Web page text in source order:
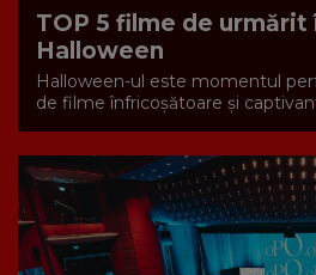
TOP 5 filme de urmărit
Halloween
Halloween-ul este momentul
de filme înfricoșătoare și